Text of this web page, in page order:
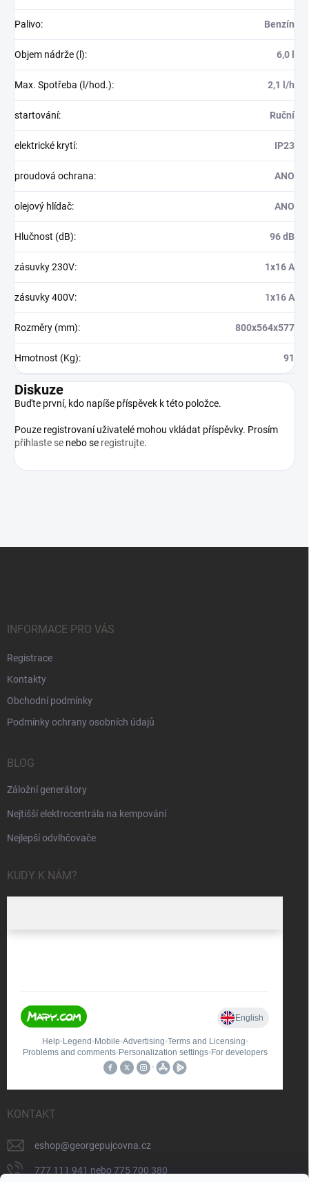
Palivo: Benzín
Objem nádrže (l): 6,0 l
Max. Spotřeba (l/hod.): 2,1 l/h
startování: Ruční
elektrické krytí: IP23
proudová ochrana: ANO
olejový hlídač: ANO
Hlučnost (dB): 96 dB
zásuvky 230V: 1x16 A
zásuvky 400V: 1x16 A
Rozměry (mm): 800x564x577
Hmotnost (Kg): 91
Diskuze
Buďte první, kdo napíše příspěvek k této položce.
Pouze registrovaní uživatelé mohou vkládat příspěvky. Prosím
přihlaste se nebo se registrujte.
INFORMACE PRO VÁS
Registrace
Kontakty
Obchodní podmínky
Podmínky ochrany osobních údajů
BLOG
Záložní generátory
Nejtišší elektrocentrála na kempování
Nejlepší odvlhčovače
KUDY K NÁM?
KONTAKT
eshop@georgepujcovna.cz
777 111 941 nebo 775 700 380